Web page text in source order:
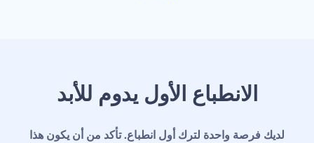
الانطباع الأول يدوم للأبد
لديك فرصة واحدة لترك أول انطباع. تأكد من أن يكون هذا